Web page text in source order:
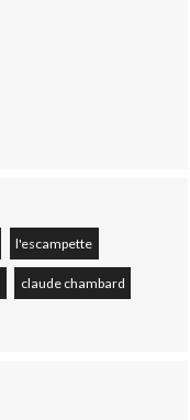
l'escampette
claude chambard